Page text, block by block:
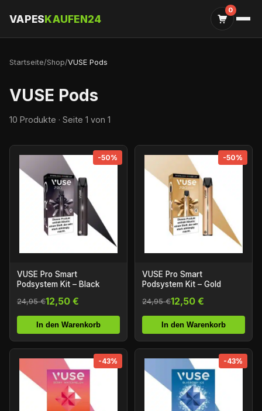
VAPESKAUFEN24
0
Startseite/Shop/VUSE Pods
VUSE Pods
10 Produkte · Seite 1 von 1
-50%
VUSE Pro Smart
Podsystem Kit – Black
24,95 €12,50 €
In den Warenkorb
-50%
VUSE Pro Smart
Podsystem Kit – Gold
24,95 €12,50 €
In den Warenkorb
-43% -43%